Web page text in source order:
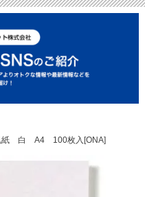
紙 白 A4 100枚入[ONA]